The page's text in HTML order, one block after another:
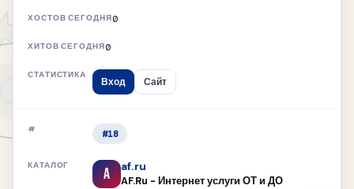
0
0
Вход Сайт
#18
A af.ru
AF.Ru - Интернет услуги ОТ и ДО